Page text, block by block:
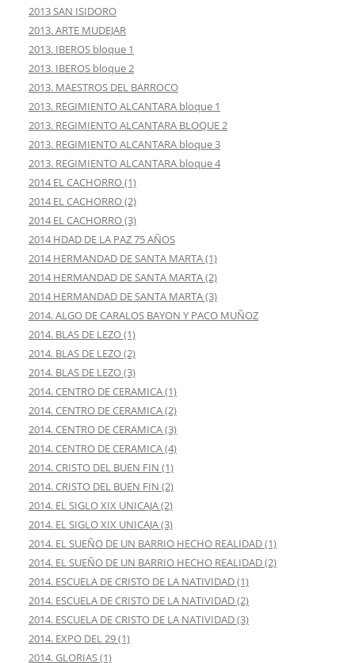
2013 SAN ISIDORO
2013. ARTE MUDEJAR
2013. IBEROS bloque 1
2013. IBEROS bloque 2
2013. MAESTROS DEL BARROCO
2013. REGIMIENTO ALCANTARA bloque 1
2013. REGIMIENTO ALCANTARA BLOQUE 2
2013. REGIMIENTO ALCANTARA bloque 3
2013. REGIMIENTO ALCANTARA bloque 4
2014 EL CACHORRO (1)
2014 EL CACHORRO (2)
2014 EL CACHORRO (3)
2014 HDAD DE LA PAZ 75 AÑOS
2014 HERMANDAD DE SANTA MARTA (1)
2014 HERMANDAD DE SANTA MARTA (2)
2014 HERMANDAD DE SANTA MARTA (3)
2014. ALGO DE CARALOS BAYON Y PACO MUÑOZ
2014. BLAS DE LEZO (1)
2014. BLAS DE LEZO (2)
2014. BLAS DE LEZO (3)
2014. CENTRO DE CERAMICA (1)
2014. CENTRO DE CERAMICA (2)
2014. CENTRO DE CERAMICA (3)
2014. CENTRO DE CERAMICA (4)
2014. CRISTO DEL BUEN FIN (1)
2014. CRISTO DEL BUEN FIN (2)
2014. EL SIGLO XIX UNICAJA (2)
2014. EL SIGLO XIX UNICAJA (3)
2014. EL SUEÑO DE UN BARRIO HECHO REALIDAD (1)
2014. EL SUEÑO DE UN BARRIO HECHO REALIDAD (2)
2014. ESCUELA DE CRISTO DE LA NATIVIDAD (1)
2014. ESCUELA DE CRISTO DE LA NATIVIDAD (2)
2014. ESCUELA DE CRISTO DE LA NATIVIDAD (3)
2014. EXPO DEL 29 (1)
2014. GLORIAS (1)